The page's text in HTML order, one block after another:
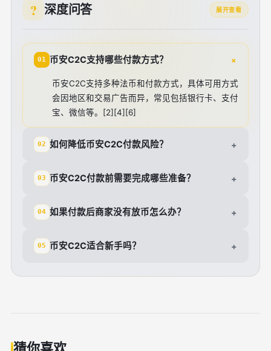
深度问答 展开查看
01 币安C2C支持哪些付款方式？ +
币安C2C支持多种法币和付款方式，具体可用方式
会因地区和交易广告而异，常见包括银行卡、支付
宝、微信等。[2][4][6]
02 如何降低币安C2C付款风险？ +
03 币安C2C付款前需要完成哪些准备？ +
04 如果付款后商家没有放币怎么办？ +
05 币安C2C适合新手吗？ +